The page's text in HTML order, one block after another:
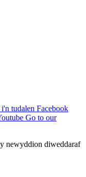
tudalen Facebook
Go to our
newyddion diweddaraf